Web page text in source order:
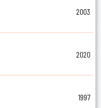
2003
2020
1997